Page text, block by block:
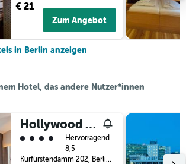
€ 21
Zum Angebot
in Berlin anzeigen
Hotel, das andere Nutzer*innen
Hollywood Media Hotel
Bewertungskategorie 4
Hervorragend
8,5
Kurfürstendamm 202, Berlin, Deutschland